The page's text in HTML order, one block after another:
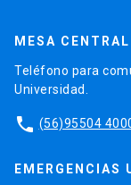
MESA CENTRAL
Teléfono para
Universidad.
phone (56)95504
EMERGENCIAS